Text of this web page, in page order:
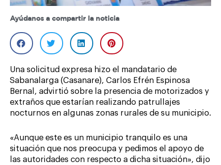
Ayúdanos a compartir la noticia
Una solicitud expresa hizo el mandatario de
Sabanalarga (Casanare), Carlos Efrén Espinosa
Bernal, advirtió sobre la presencia de motorizados y
extraños que estarían realizando patrullajes
nocturnos en algunas zonas rurales de su municipio.
«Aunque este es un municipio tranquilo es una
situación que nos preocupa y pedimos el apoyo de
las autoridades con respecto a dicha situación», dijo